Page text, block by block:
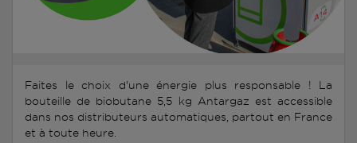
Faites le choix d'une énergie plus responsable ! La
bouteille de biobutane 5,5 kg Antargaz est accessible
dans nos distributeurs automatiques, partout en France
et à toute heure.